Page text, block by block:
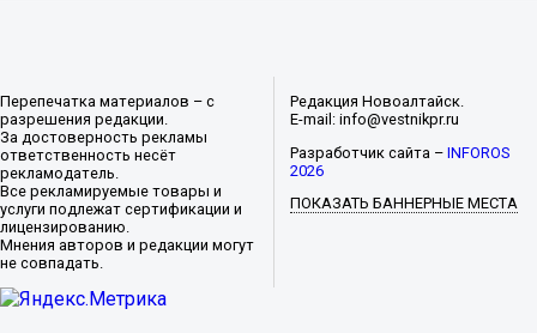
Перепечатка материалов – с
разрешения редакции.
За достоверность рекламы
ответственность несёт
рекламодатель.
Все рекламируемые товары и
услуги подлежат сертификации и
лицензированию.
Мнения авторов и редакции могут
не совпадать.
Редакция Новоалтайск.
E-mail: info@vestnikpr.ru
Разработчик сайта –INFOROS
2026
ПОКАЗАТЬ БАННЕРНЫЕ МЕСТА